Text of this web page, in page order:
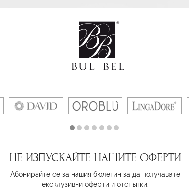
НЕ ИЗПУСКАЙТЕ НАШИТЕ ОФЕРТИ
Абонирайте се за нашия бюлетин за да получавате
ексклузивни оферти и отстъпки.